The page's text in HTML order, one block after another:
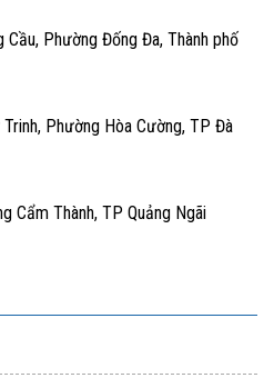
lượng và chính sách bảo
Dell.
dặn kinh nghiệm, chúng tôi
tốt nhất thị trường cùng
Phường Đống Đa, Thành phố
Phường Hòa Cường, TP Đà
Cẩm Thành, TP Quảng Ngãi